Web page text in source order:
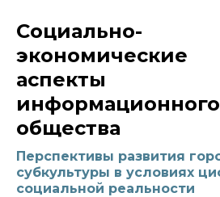
Социально-
экономические
аспекты
информационного
общества
Перспективы развития
субкультуры в условиях
социальной реальности